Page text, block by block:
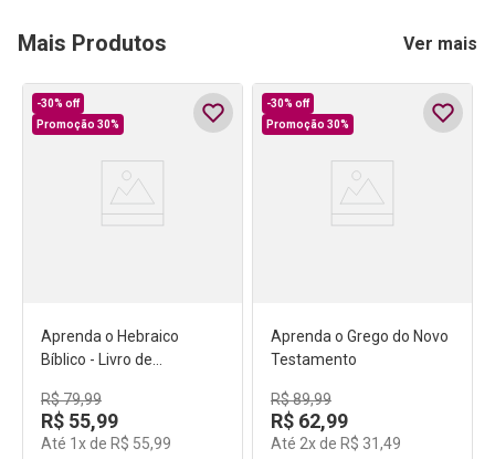
Mais Produtos Ver mais
-30% off
Promoção 30%
Aprenda o Hebraico
Bíblico - Livro de
R$79,99
R$ 55,99
Até 1 x de R$ 55,99
-30% off
Promoção 30%
Aprenda o Grego do Novo
Testamento
R$89,99
R$ 62,99
Até 2x de R$ 31 ,49